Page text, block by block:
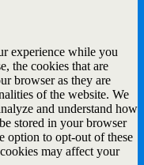
experience while you
the cookies that are
browser as they are
of the website. We
and understand how
stored in your browser
option to opt-out of these
may affect your